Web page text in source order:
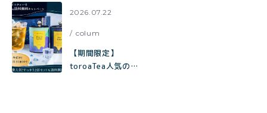
るお知らせ
2026.07.22
colum
【期間限定】
toroaTea人気のギ